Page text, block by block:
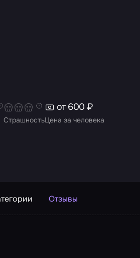
СтрашностьЦена за человека
от 600 ₽
Отзывы